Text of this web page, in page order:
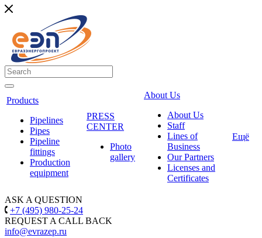
Products
Pipelines
Pipes
Pipeline
fittings
Production
equipment
PRESS
CENTER
Photo
gallery
About Us
About Us
Staff
Lines of
Business
Our Partners
Licenses and
Certificates
Ещё
ASK A QUESTION
+7 (495) 980-25-24
REQUEST A CALL BACK
info@evrazep.ru